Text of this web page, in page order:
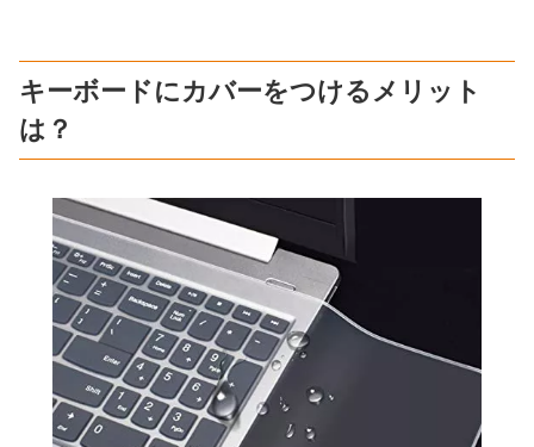
キーボードにカバーをつけるメリット
は？